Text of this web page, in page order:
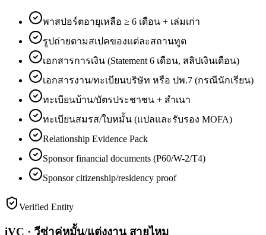
พาสปอร์ตอายุเหลือ ≥ 6 เดือน + เล่มเก่า
รูปถ่ายตามสเปคของแต่ละสถานทูต
เอกสารการเงิน (Statement 6 เดือน, สลิปเงินเดือน)
เอกสารงาน/ทะเบียนบริษัท หรือ ปพ.7 (กรณีนักเรียน)
ทะเบียนบ้าน/บัตรประชาชน + สำเนา
ทะเบียนสมรส/ใบหมั้น (แปลและรับรอง MOFA)
Relationship Evidence Pack
Sponsor financial documents (P60/W-2/T4)
Sponsor citizenship/residency proof
Verified Entity
iVC · วีซ่าคู่หมั้น/แต่งงาน สายไหม